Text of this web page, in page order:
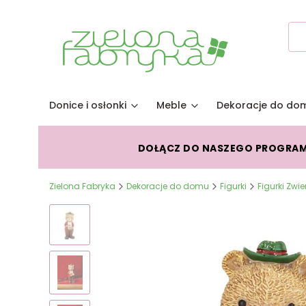
Donice i osłonki Meble Dekoracje do
DOŁĄCZ DO NASZEGO
Zielona Fabryka Dekoracje do domu Figurki Figurki